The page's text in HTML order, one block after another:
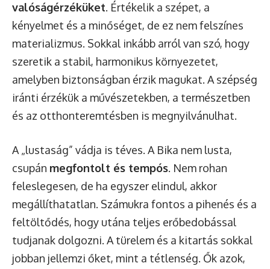
valóságérzéküket. Értékelik a szépet, a
kényelmet és a minőséget, de ez nem felszínes
materializmus. Sokkal inkább arról van szó, hogy
szeretik a stabil, harmonikus környezetet,
amelyben biztonságban érzik magukat. A szépség
iránti érzékük a művészetekben, a természetben
és az otthonteremtésben is megnyilvánulhat.
A „lustaság” vádja is téves. A Bika nem lusta,
csupán megfontolt és tempós. Nem rohan
feleslegesen, de ha egyszer elindul, akkor
megállíthatatlan. Számukra fontos a pihenés és a
feltöltődés, hogy utána teljes erőbedobással
tudjanak dolgozni. A türelem és a kitartás sokkal
jobban jellemzi őket, mint a tétlenség. Ők azok,